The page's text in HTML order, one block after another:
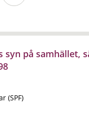
syn på samhället,
(SPF)